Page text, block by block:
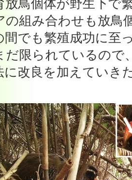
放鳥個体が野生下で
の組み合わせも放鳥
間でも繁殖成功に至
だ限られているので
に改良を加えていき